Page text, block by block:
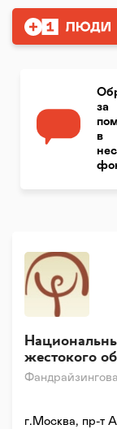
за
в
жестокого
г.Москва, пр-т